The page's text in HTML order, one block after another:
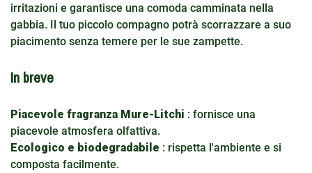
irritazioni e garantisce una comoda camminata nella
gabbia. Il tuo piccolo compagno potrà scorrazzare a suo
piacimento senza temere per le sue zampette.
In breve
Piacevole fragranza Mure-Litchi : fornisce una
piacevole atmosfera olfattiva.
Ecologico e biodegradabile : rispetta l'ambiente e si
composta facilmente.